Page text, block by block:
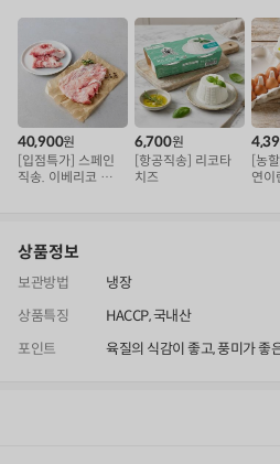
40,900원
[입점특가] 스페인
직송. 이베리코 삼
6,700원
[항공직송] 리코타
치즈
[농
연이
상품정보
보관방법
냉장
상품특징
HACCP, 국내산
포인트
육질의 식감이 좋고, 풍미가 좋